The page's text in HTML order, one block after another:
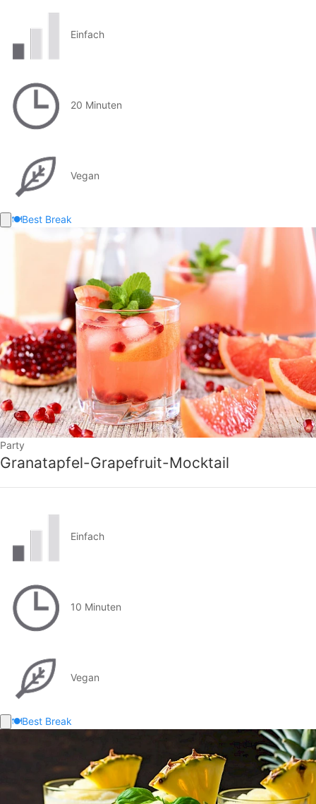
Einfach
20 Minuten
Vegan
🍽️Best Break
Party
Granatapfel-Grapefruit-Mocktail
Einfach
10 Minuten
Vegan
🍽️Best Break